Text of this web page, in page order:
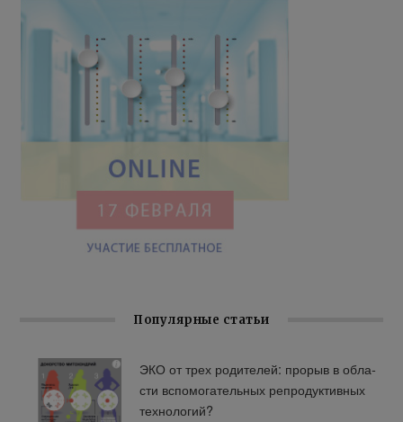
Популярные статьи
ЭКО от трех ро­ди­те­лей: про­рыв в об­ла­
сти вспо­мо­га­тель­ных ре­про­дук­тив­ных
тех­но­ло­гий?